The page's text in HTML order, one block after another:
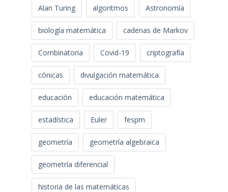
Alan Turing algoritmos Astronomía
biología matemática cadenas de Markov
Combinatoria Covid-19 criptografía
cónicas divulgación matemática
educación educación matemática
estadística Euler fespm
geometría geometría algebraica
geometría diferencial
historia de las matemáticas